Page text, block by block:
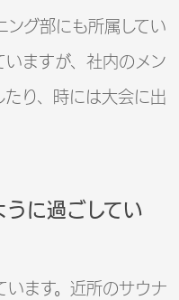
ング部にも所属してい
いますが、社内のメン
たり、時には大会に出
に過ごしてい
います。近所のサウナ